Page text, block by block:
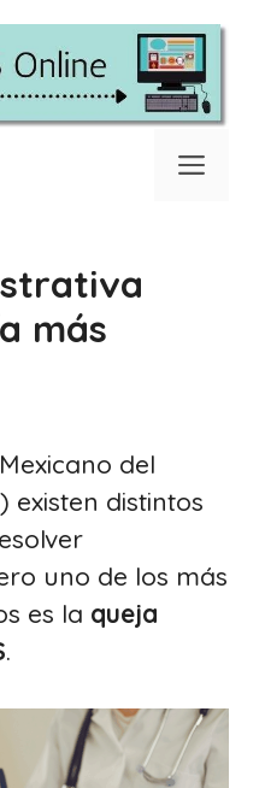
más
del
existen distintos
uno de los más
es la queja
.